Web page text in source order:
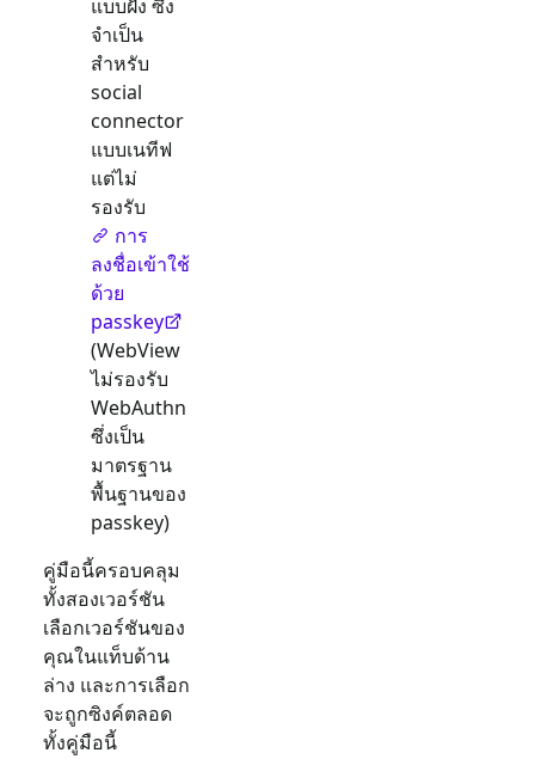
แบบฝัง ซึ่ง
จำเป็น
สำหรับ
social
connector
แบบเนทีฟ
แต่ไม่
รองรับ
การ
ลงชื่อเข้าใช้
ด้วย
passkey
(WebView
ไม่รองรับ
WebAuthn
ซึ่งเป็น
มาตรฐาน
พื้นฐานของ
passkey)
คู่มือนี้ครอบคลุม
ทั้งสองเวอร์ชัน
เลือกเวอร์ชันของ
คุณในแท็บด้าน
ล่าง และการเลือก
จะถูกซิงค์ตลอด
ทั้งคู่มือนี้